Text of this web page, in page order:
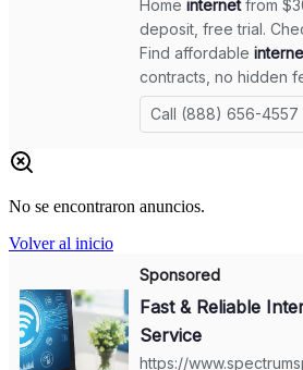
No se encontraron anuncios.
Volver al inicio